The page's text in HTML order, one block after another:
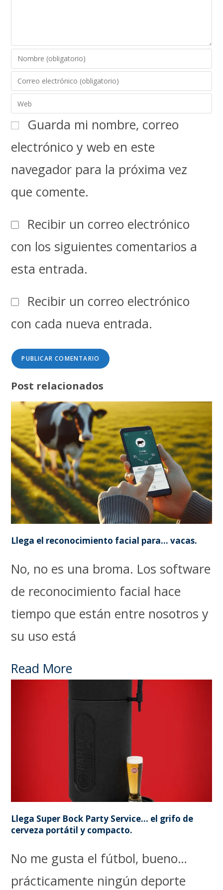
Guarda mi nombre, correo
electrónico y web en este
navegador para la próxima vez
que comente.
Recibir un correo electrónico
con los siguientes comentarios a
esta entrada.
Recibir un correo electrónico
con cada nueva entrada.
Post relacionados
Llega el reconocimiento facial para… vacas.
No, no es una broma. Los software
de reconocimiento facial hace
tiempo que están entre nosotros y
su uso está
Read More
Llega Super Bock Party Service… el grifo de
cerveza portátil y compacto.
No me gusta el fútbol, bueno…
prácticamente ningún deporte